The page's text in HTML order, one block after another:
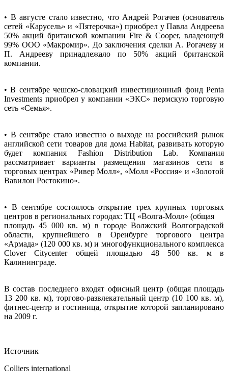
• В августе стало известно, что Андрей Рогачев (основатель
сетей «Карусель» и «Пятерочка») приобрел у Павла Андреева
50% акций британской компании Fire & Cooper, владеющей
99% ООО «Макромир». До заключения сделки А. Рогачеву и
П. Андрееву принадлежало по 50% акций британской
компании.
• В сентябре чешско-словацкий инвестиционный фонд Penta
Investments приобрел у компании «ЭКС» пермскую торговую
сеть «Семья».
• В сентябре стало известно о выходе на российский рынок
английской сети товаров для дома Habitat, развивать которую
будет компания Fashion Distribution Lab. Компания
рассматривает варианты размещения магазинов сети в
торговых центрах «Ривер Молл», «Молл «Россия» и «Золотой
Вавилон Ростокино».
• В сентябре состоялось открытие трех крупных торговых
центров в региональных городах: ТЦ «Волга-Молл» (общая
площадь 45 000 кв. м) в городе Волжский Волгоградской
области, крупнейшего в Оренбурге торгового центра
«Армада» (120 000 кв. м) и многофункционального комплекса
Clover Citycenter общей площадью 48 500 кв. м в
Калининграде.
В состав последнего входят офисный центр (общая площадь
13 200 кв. м), торгово-развлекательный центр (10 100 кв. м),
фитнес-центр и гостиница, открытие которой запланировано
на 2009 г.
Источник
Colliers international